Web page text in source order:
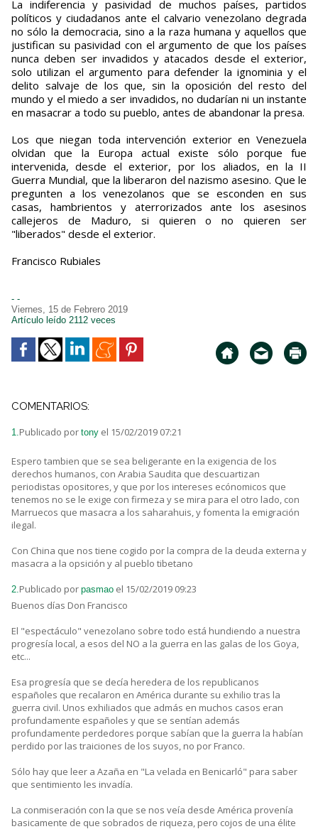
La indiferencia y pasividad de muchos países, partidos
políticos y ciudadanos ante el calvario venezolano degrada
no sólo la democracia, sino a la raza humana y aquellos que
justifican su pasividad con el argumento de que los países
nunca deben ser invadidos y atacados desde el exterior,
solo utilizan el argumento para defender la ignominia y el
delito salvaje de los que, sin la oposición del resto del
mundo y el miedo a ser invadidos, no dudarían ni un instante
en masacrar a todo su pueblo, antes de abandonar la presa.
Los que niegan toda intervención exterior en Venezuela
olvidan que la Europa actual existe sólo porque fue
intervenida, desde el exterior, por los aliados, en la II
Guerra Mundial, que la liberaron del nazismo asesino. Que le
pregunten a los venezolanos que se esconden en sus
casas, hambrientos y aterrorizados ante los asesinos
callejeros de Maduro, si quieren o no quieren ser
"liberados" desde el exterior.
Francisco Rubiales
- -
Viernes, 15 de Febrero 2019
Artículo leído 2112 veces
COMENTARIOS:
1.Publicado por tony el 15/02/2019 07:21
Espero tambien que se sea beligerante en la exigencia de los
derechos humanos, con Arabia Saudita que descuartizan
periodistas opositores, y que por los intereses ecónomicos que
tenemos no se le exige con firmeza y se mira para el otro lado, con
Marruecos que masacra a los saharahuis, y fomenta la emigración
ilegal.
Con China que nos tiene cogido por la compra de la deuda externa y
masacra a la opsición y al pueblo tibetano
2.Publicado por pasmao el 15/02/2019 09:23
Buenos días Don Francisco
El "espectáculo" venezolano sobre todo está hundiendo a nuestra
progresía local, a esos del NO a la guerra en las galas de los Goya,
etc...
Esa progresía que se decía heredera de los republicanos
españoles que recalaron en América durante su exhilio tras la
guerra civil. Unos exhiliados que admás en muchos casos eran
profundamente españoles y que se sentían además
profundamente perdedores porque sabían que la guerra la habían
perdido por las traiciones de los suyos, no por Franco.
Sólo hay que leer a Azaña en "La velada en Benicarló" para saber
que sentimiento les invadía.
La conmiseración con la que se nos veía desde América provenía
basicamente de que sobrados de riqueza, pero cojos de una élite